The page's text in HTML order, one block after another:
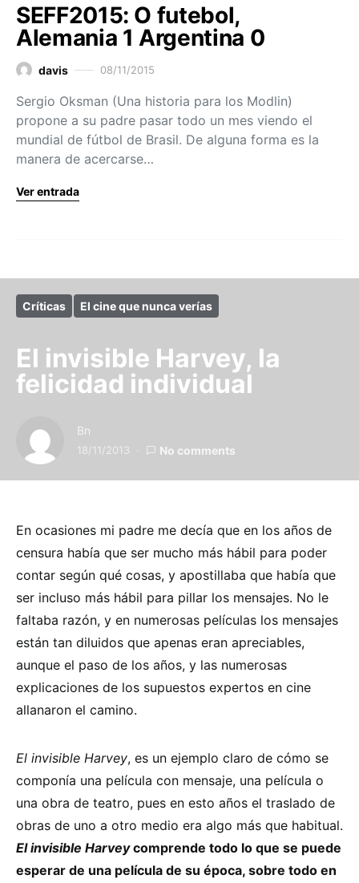
SEFF2015: O futebol,
Alemania 1 Argentina 0
davis 08/11/2015
Sergio Oksman (Una historia para los Modlin)
propone a su padre pasar todo un mes viendo el
mundial de fútbol de Brasil. De alguna forma es la
manera de acercarse…
Ver entrada
Críticas El cine que nunca verías
El invisible Harvey, la
felicidad individual
Bn
18/11/2013 No comments
En ocasiones mi padre me decía que en los años de
censura había que ser mucho más hábil para poder
contar según qué cosas, y apostillaba que había que
ser incluso más hábil para pillar los mensajes. No le
faltaba razón, y en numerosas películas los mensajes
están tan diluidos que apenas eran apreciables,
aunque el paso de los años, y las numerosas
explicaciones de los supuestos expertos en cine
allanaron el camino.
El invisible Harvey, es un ejemplo claro de cómo se
componía una película con mensaje, una película o
una obra de teatro, pues en esto años el traslado de
obras de uno a otro medio era algo más que habitual.
El invisible Harveycomprende todo lo que se puede
esperar de una película de su época, sobre todo en